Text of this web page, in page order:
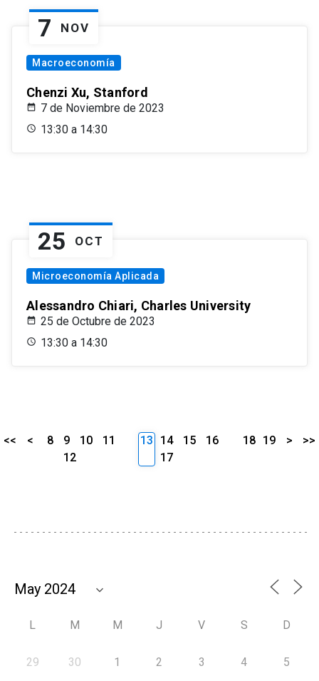
7 NOV
Macroeconomía
Chenzi Xu, Stanford
7 de Noviembre de 2023
13:30 a 14:30
25 OCT
Microeconomía Aplicada
Alessandro Chiari, Charles University
25 de Octubre de 2023
13:30 a 14:30
<< < 8 9 10
11
12
13 14 15
16
17
18 19 > >>
L M M J V S D
29 30 1 2 3 4 5